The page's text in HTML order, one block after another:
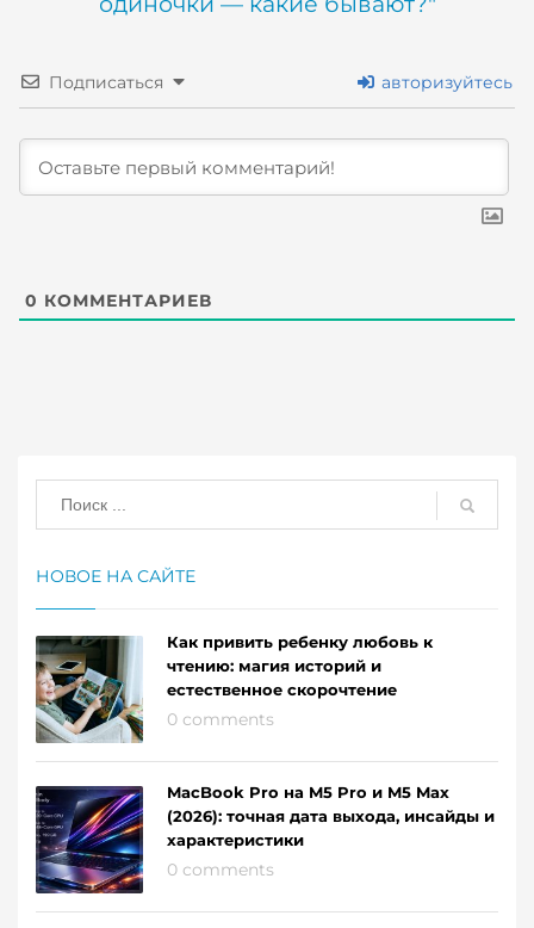
Подписаться авторизуйтесь
0 КОММЕНТАРИЕВ
НОВОЕ НА САЙТЕ
Как привить ребенку любовь к
чтению: магия историй и
естественное скорочтение
0 comments
MacBook Pro на M5 Pro и M5 Max
(2026): точная дата выхода, инсайды и
характеристики
0 comments